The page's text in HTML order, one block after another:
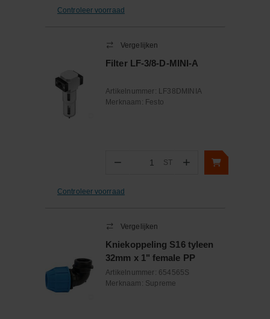
Controleer voorraad
Vergelijken
Filter LF-3/8-D-MINI-A
Artikelnummer: LF38DMINIA
Merknaam: Festo
− Aantal
ST +
Controleer voorraad
Vergelijken
Kniekoppeling S16 tyleen
32mm x 1" female PP
Artikelnummer: 654565S
Merknaam: Supreme